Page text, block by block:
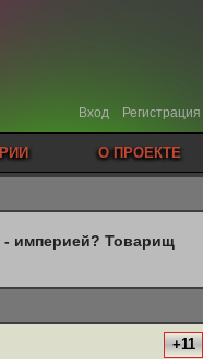
Вход Регистрация
О ПРОЕКТЕ
империей? Товарищ
+11